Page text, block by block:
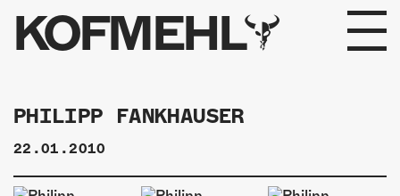
KOFMEHL
PROGRAMM
FABRIKGEFLÜSTER
GALERIE
PHILIPP FANKHAUSER
22.01.2010